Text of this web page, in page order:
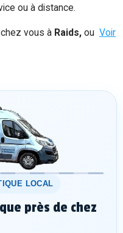
ou à distance.
vous à Raids, ou Voir
LOCAL
près de chez